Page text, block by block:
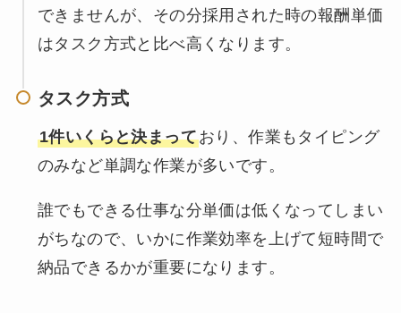
できませんが、その分採用された時の報酬単価
はタスク方式と比べ高くなります。
タスク方式
1件いくらと決まっており、作業もタイピング
のみなど単調な作業が多いです。
誰でもできる仕事な分単価は低くなってしまい
がちなので、いかに作業効率を上げて短時間で
納品できるかが重要になります。